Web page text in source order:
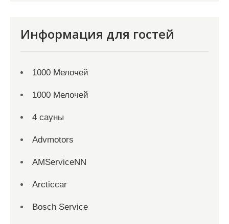
Информация для гостей
1000 Мелочей
1000 Мелочей
4 сауны
Advmotors
AMServiceNN
Arcticcar
Bosch Service